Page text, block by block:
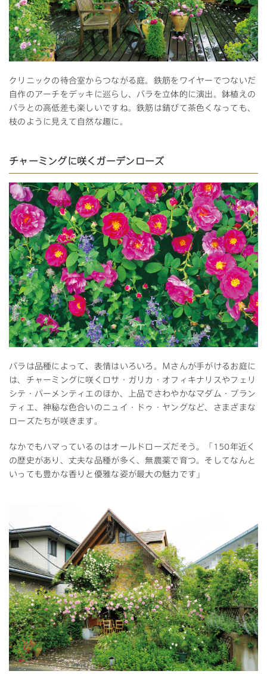
クリニックの待合室からつながる庭。鉄筋をワイヤーでつないだ
自作のアーチをデッキに巡らし、バラを立体的に演出。鉢植えの
バラとの高低差も楽しいですね。鉄筋は錆びて茶色くなっても、
枝のように見えて自然な趣に。
チャーミングに咲くガーデンローズ
バラは品種によって、表情はいろいろ。Ｍさんが手がけるお庭に
は、チャーミングに咲くロサ・ガリカ・オフィキナリスやフェリ
シテ・パーメンティエのほか、上品でさわやかなマダム・プラン
ティエ、神秘な色合いのニュイ・ドゥ・ヤングなど、さまざまな
ローズたちが咲きます。
なかでもハマっているのはオールドローズだそう。「150年近く
の歴史があり、丈夫な品種が多く、無農薬で育つ。そしてなんと
いっても豊かな香りと優雅な姿が最大の魅力です」